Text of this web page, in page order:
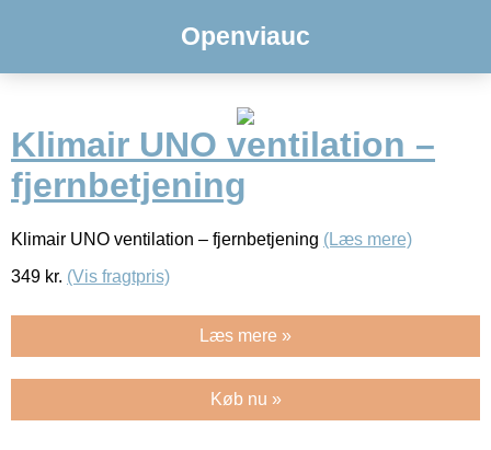
Openviauc
Klimair UNO ventilation –
fjernbetjening
Klimair UNO ventilation – fjernbetjening (Læs mere)
349 kr. (Vis fragtpris)
Læs mere »
Køb nu »